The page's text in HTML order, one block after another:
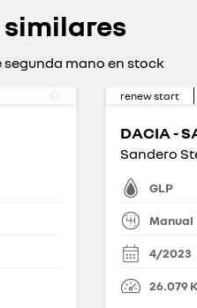
mano en stock
renew start
DACIA -
GLP
Manual
4/2023
26.079